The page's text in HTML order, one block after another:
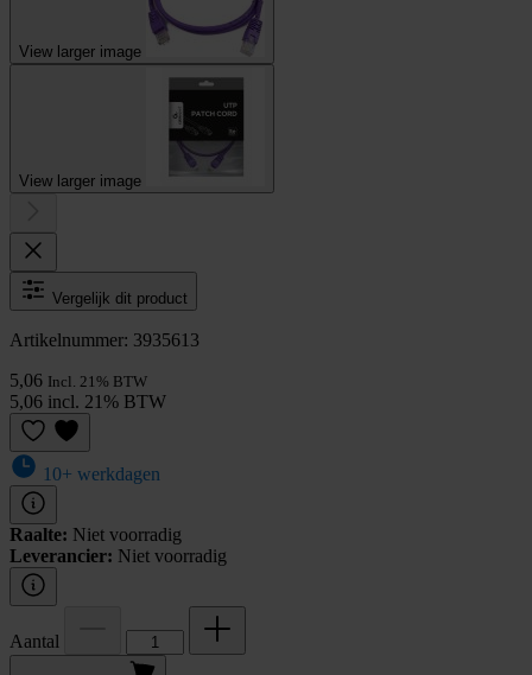
View larger image
View larger image
Vergelijk dit product
Artikelnummer: 3935613
5,06 Incl. 21% BTW
5,06 incl. 21% BTW
10+ werkdagen
Raalte: Niet voorradig
Leverancier: Niet voorradig
Aantal